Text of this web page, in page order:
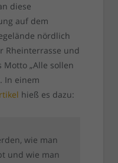
diese
auf dem
nördlich
Rheinterrasse und
„Alle sollen
In einem
hieß es dazu:
wie man
und wie man